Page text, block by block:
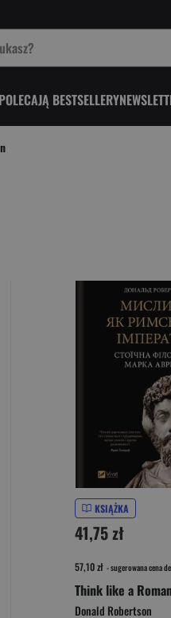
BESTSELLERY
KSIĄŻKA
41,75 zł
57,10 zł - sugerowana cena
Donald Robertson